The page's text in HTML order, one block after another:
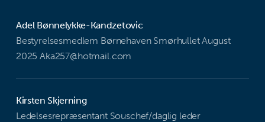
Adel Bønnelykke-Kandzetovic
Bestyrelsesmedlem Børnehaven Smørhullet August
2025 Aka257@hotmail.com
Kirsten Skjerning
Ledelsesrepræsentant Souschef/daglig leder